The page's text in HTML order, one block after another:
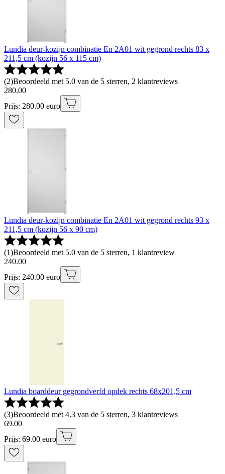
Lundia deur-kozijn combinatie En 2A01 wit gegrond rechts 83 x
211,5 cm (kozijn 56 x 115 cm)
(2)Beoordeeld met 5.0 van de 5 sterren, 2 klantreviews
280.00
Prijs: 280.00 euro
Lundia deur-kozijn combinatie En 2A01 wit gegrond rechts 93 x
211,5 cm (kozijn 56 x 90 cm)
(1)Beoordeeld met 5.0 van de 5 sterren, 1 klantreview
240.00
Prijs: 240.00 euro
Lundia boarddeur gegrondverfd opdek rechts 68x201,5 cm
(3)Beoordeeld met 4.3 van de 5 sterren, 3 klantreviews
69.00
Prijs: 69.00 euro